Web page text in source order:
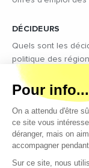
DÉCIDEURS
Quels sont les
politique des
Copyright ©